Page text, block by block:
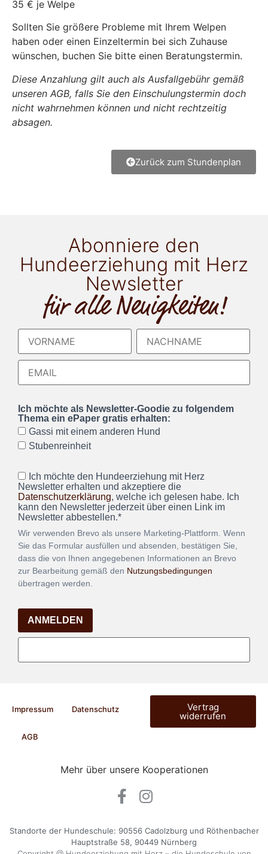
35 € je Welpe
Sollten Sie größere Probleme mit Ihrem Welpen
haben oder einen Einzeltermin bei sich Zuhause
wünschen, buchen Sie bitte einen Beratungstermin.
Diese Anzahlung gilt auch als Ausfallgebühr gemäß
unseren AGB, falls Sie den Einschulungstermin doch
nicht wahrnehmen können und nicht rechtzeitig
absagen.
Zurück zum Stundenplan
Abonniere den
Hundeerziehung mit Herz
Newsletter
für alle Neuigkeiten!
Ich möchte als Newsletter-Goodie zu folgendem
Thema ein ePaper gratis erhalten:
Gassi mit einem anderen Hund
Stubenreinheit
Ich möchte den Hundeerziehung mit Herz
Newsletter erhalten und akzeptiere die
Datenschutzerklärung, welche ich gelesen habe. Ich
kann den Newsletter jederzeit über einen Link im
Newsletter abbestellen.*
Wir verwenden Brevo als unsere Marketing-Plattform. Wenn
Sie das Formular ausfüllen und absenden, bestätigen Sie,
dass die von Ihnen angegebenen Informationen an Brevo
zur Bearbeitung gemäß den Nutzungsbedingungen
übertragen werden.
ANMELDEN
Impressum Datenschutz
AGB
Vertrag
widerrufen
Mehr über unsere Kooperationen
Standorte der Hundeschule: 90556 Cadolzburg und Röthenbacher
Hauptstraße 58, 90449 Nürnberg